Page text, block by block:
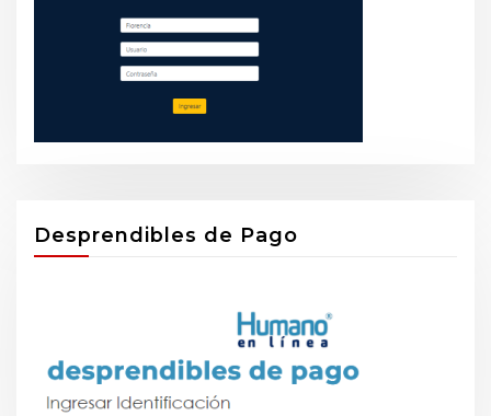
Desprendibles de Pago